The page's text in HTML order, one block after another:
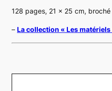
128 pages, 21 x 25 cm, broché
– La collection « Les matériels